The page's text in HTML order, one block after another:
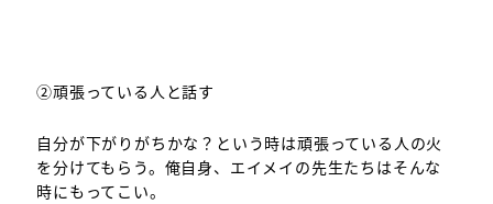
②頑張っている人と話す
自分が下がりがちかな？という時は頑張っている人の火
を分けてもらう。俺自身、エイメイの先生たちはそんな
時にもってこい。